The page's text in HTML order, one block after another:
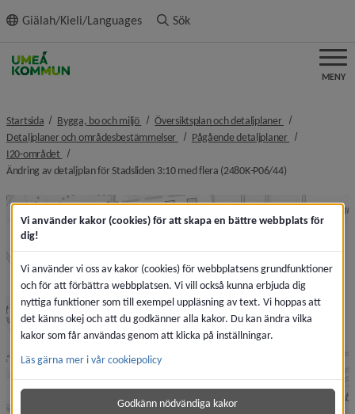
innehållet
Giälah/Kieli/Languages Sök
MENY
Startsida Bygga, bo och miljö nivå i brödsmulenavigeringen
Översiktsplan och detaljplaner nivå i
Detaljplaner och områdesbestämmelser nivå i brödsmulenavigeringen
Pågående detaljplaner nivå i
I20-området nivå i brödsmulenavigeringen
Ändring av detaljplan för Stadsliden 3:10 med flera (2480K-P06/44)nivå i
Vi använder kakor (cookies) för att skapa en bättre webbplats för
dig!
Vi använder vi oss av kakor (cookies) för webbplatsens grundfunktioner
och för att förbättra webbplatsen. Vi vill också kunna erbjuda dig
nyttiga funktioner som till exempel uppläsning av text. Vi hoppas att
det känns okej och att du godkänner alla kakor. Du kan ändra vilka
kakor som får användas genom att klicka på inställningar.
Läs gärna mer i vår cookiepolicy
Godkänn nödvändiga kakor